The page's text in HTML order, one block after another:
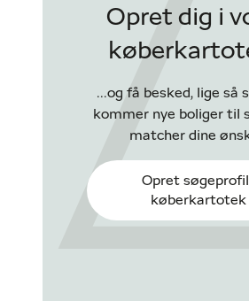
Opret dig i
...og få besked, lige så
kommer nye boliger til
matcher dine
Opret
køberkartotek